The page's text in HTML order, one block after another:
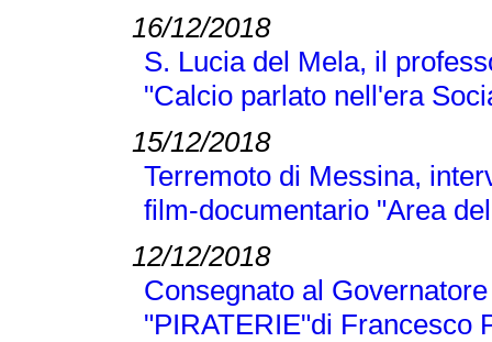
16/12/2018
S. Lucia del Mela, il
"Calcio parlato nell'era
15/12/2018
Terremoto di Messina,
film-documentario "Area
12/12/2018
Consegnato al
"PIRATERIE"di Francesco